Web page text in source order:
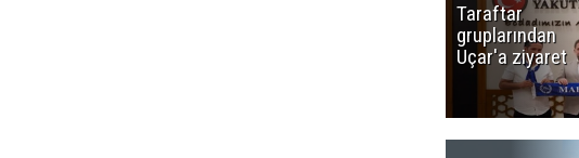
Taraftar
gruplarından
Uçar'a ziyaret